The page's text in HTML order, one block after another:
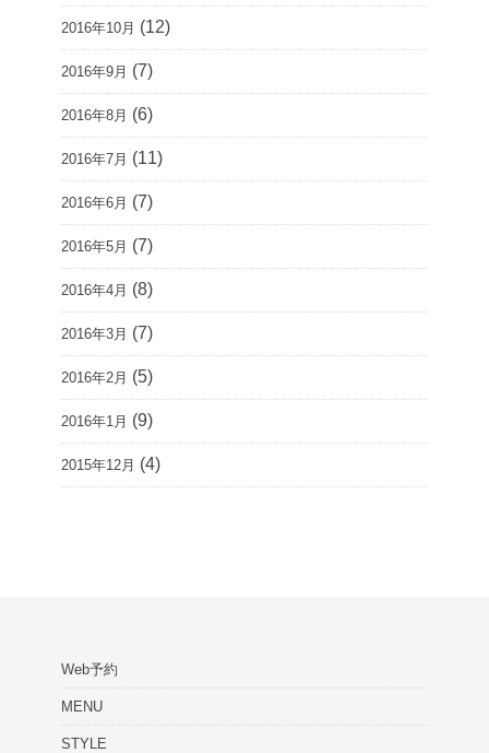
2016年10月 (12)
2016年9月 (7)
2016年8月 (6)
2016年7月 (11)
2016年6月 (7)
2016年5月 (7)
2016年4月 (8)
2016年3月 (7)
2016年2月 (5)
2016年1月 (9)
2015年12月 (4)
Web予約
MENU
STYLE